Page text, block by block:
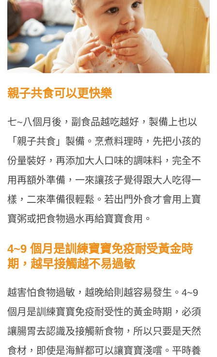
親子共食可以更快樂
七~八個月後，副食品越吃越好，製備上也以
「親子共食」製備。烹煮料理時，先把小孩的
份量裝好，再添加大人口味的調味料，完全不
用再額外準備，一來讓孩子覺得跟大人吃得一
樣，二來準備很輕鬆。若出門外食才會用上寶
寶粥或把食物過水再給寶寶食用。
4~9 個月是訓練寶寶免疫耐受黃金時
期，越早接觸越不易過敏
越害怕食物過敏，越晚給則越容易發生。4~9
個月是訓練寶寶免疫耐受性的黃金時期，必須
讓腸胃去認識及接觸新食物，所以只要是天然
食材，即使是海鮮都可以讓寶寶淺嚐。平時養